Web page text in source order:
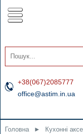
+38(067)2085777
office@astim.in.ua
Головна ► Кухонні